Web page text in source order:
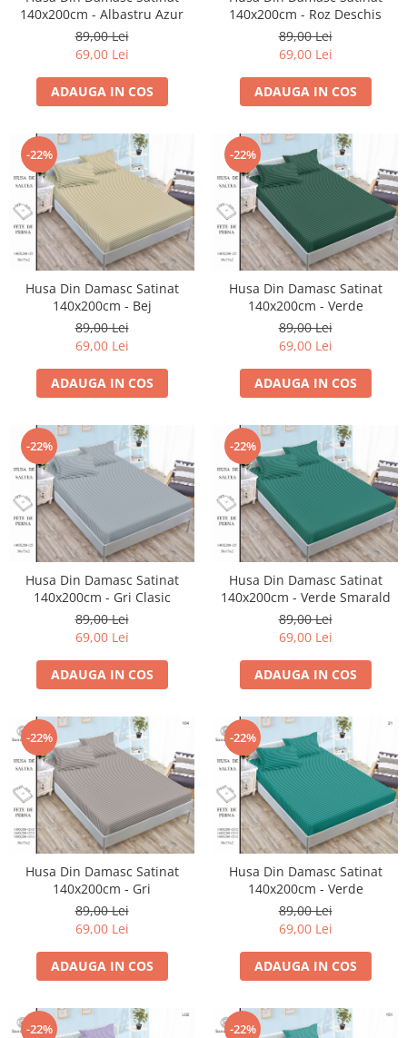
140x200cm - Albastru Azur
89,00 Lei
69,00 Lei
ADAUGA IN COS
140x200cm - Roz Deschis
89,00 Lei
69,00 Lei
ADAUGA IN COS
-22%
Husa Din Damasc Satinat
140x200cm - Bej
89,00 Lei
69,00 Lei
ADAUGA IN COS
-22%
Husa Din Damasc Satinat
140x200cm - Verde
89,00 Lei
69,00 Lei
ADAUGA IN COS
-22%
Husa Din Damasc Satinat
140x200cm - Gri Clasic
89,00 Lei
69,00 Lei
ADAUGA IN COS
-22%
Husa Din Damasc Satinat
140x200cm - Verde Smarald
89,00 Lei
69,00 Lei
ADAUGA IN COS
-22%
Husa Din Damasc Satinat
140x200cm - Gri
89,00 Lei
69,00 Lei
ADAUGA IN COS
-22%
Husa Din Damasc Satinat
140x200cm - Verde
89,00 Lei
69,00 Lei
ADAUGA IN COS
-22% -22%